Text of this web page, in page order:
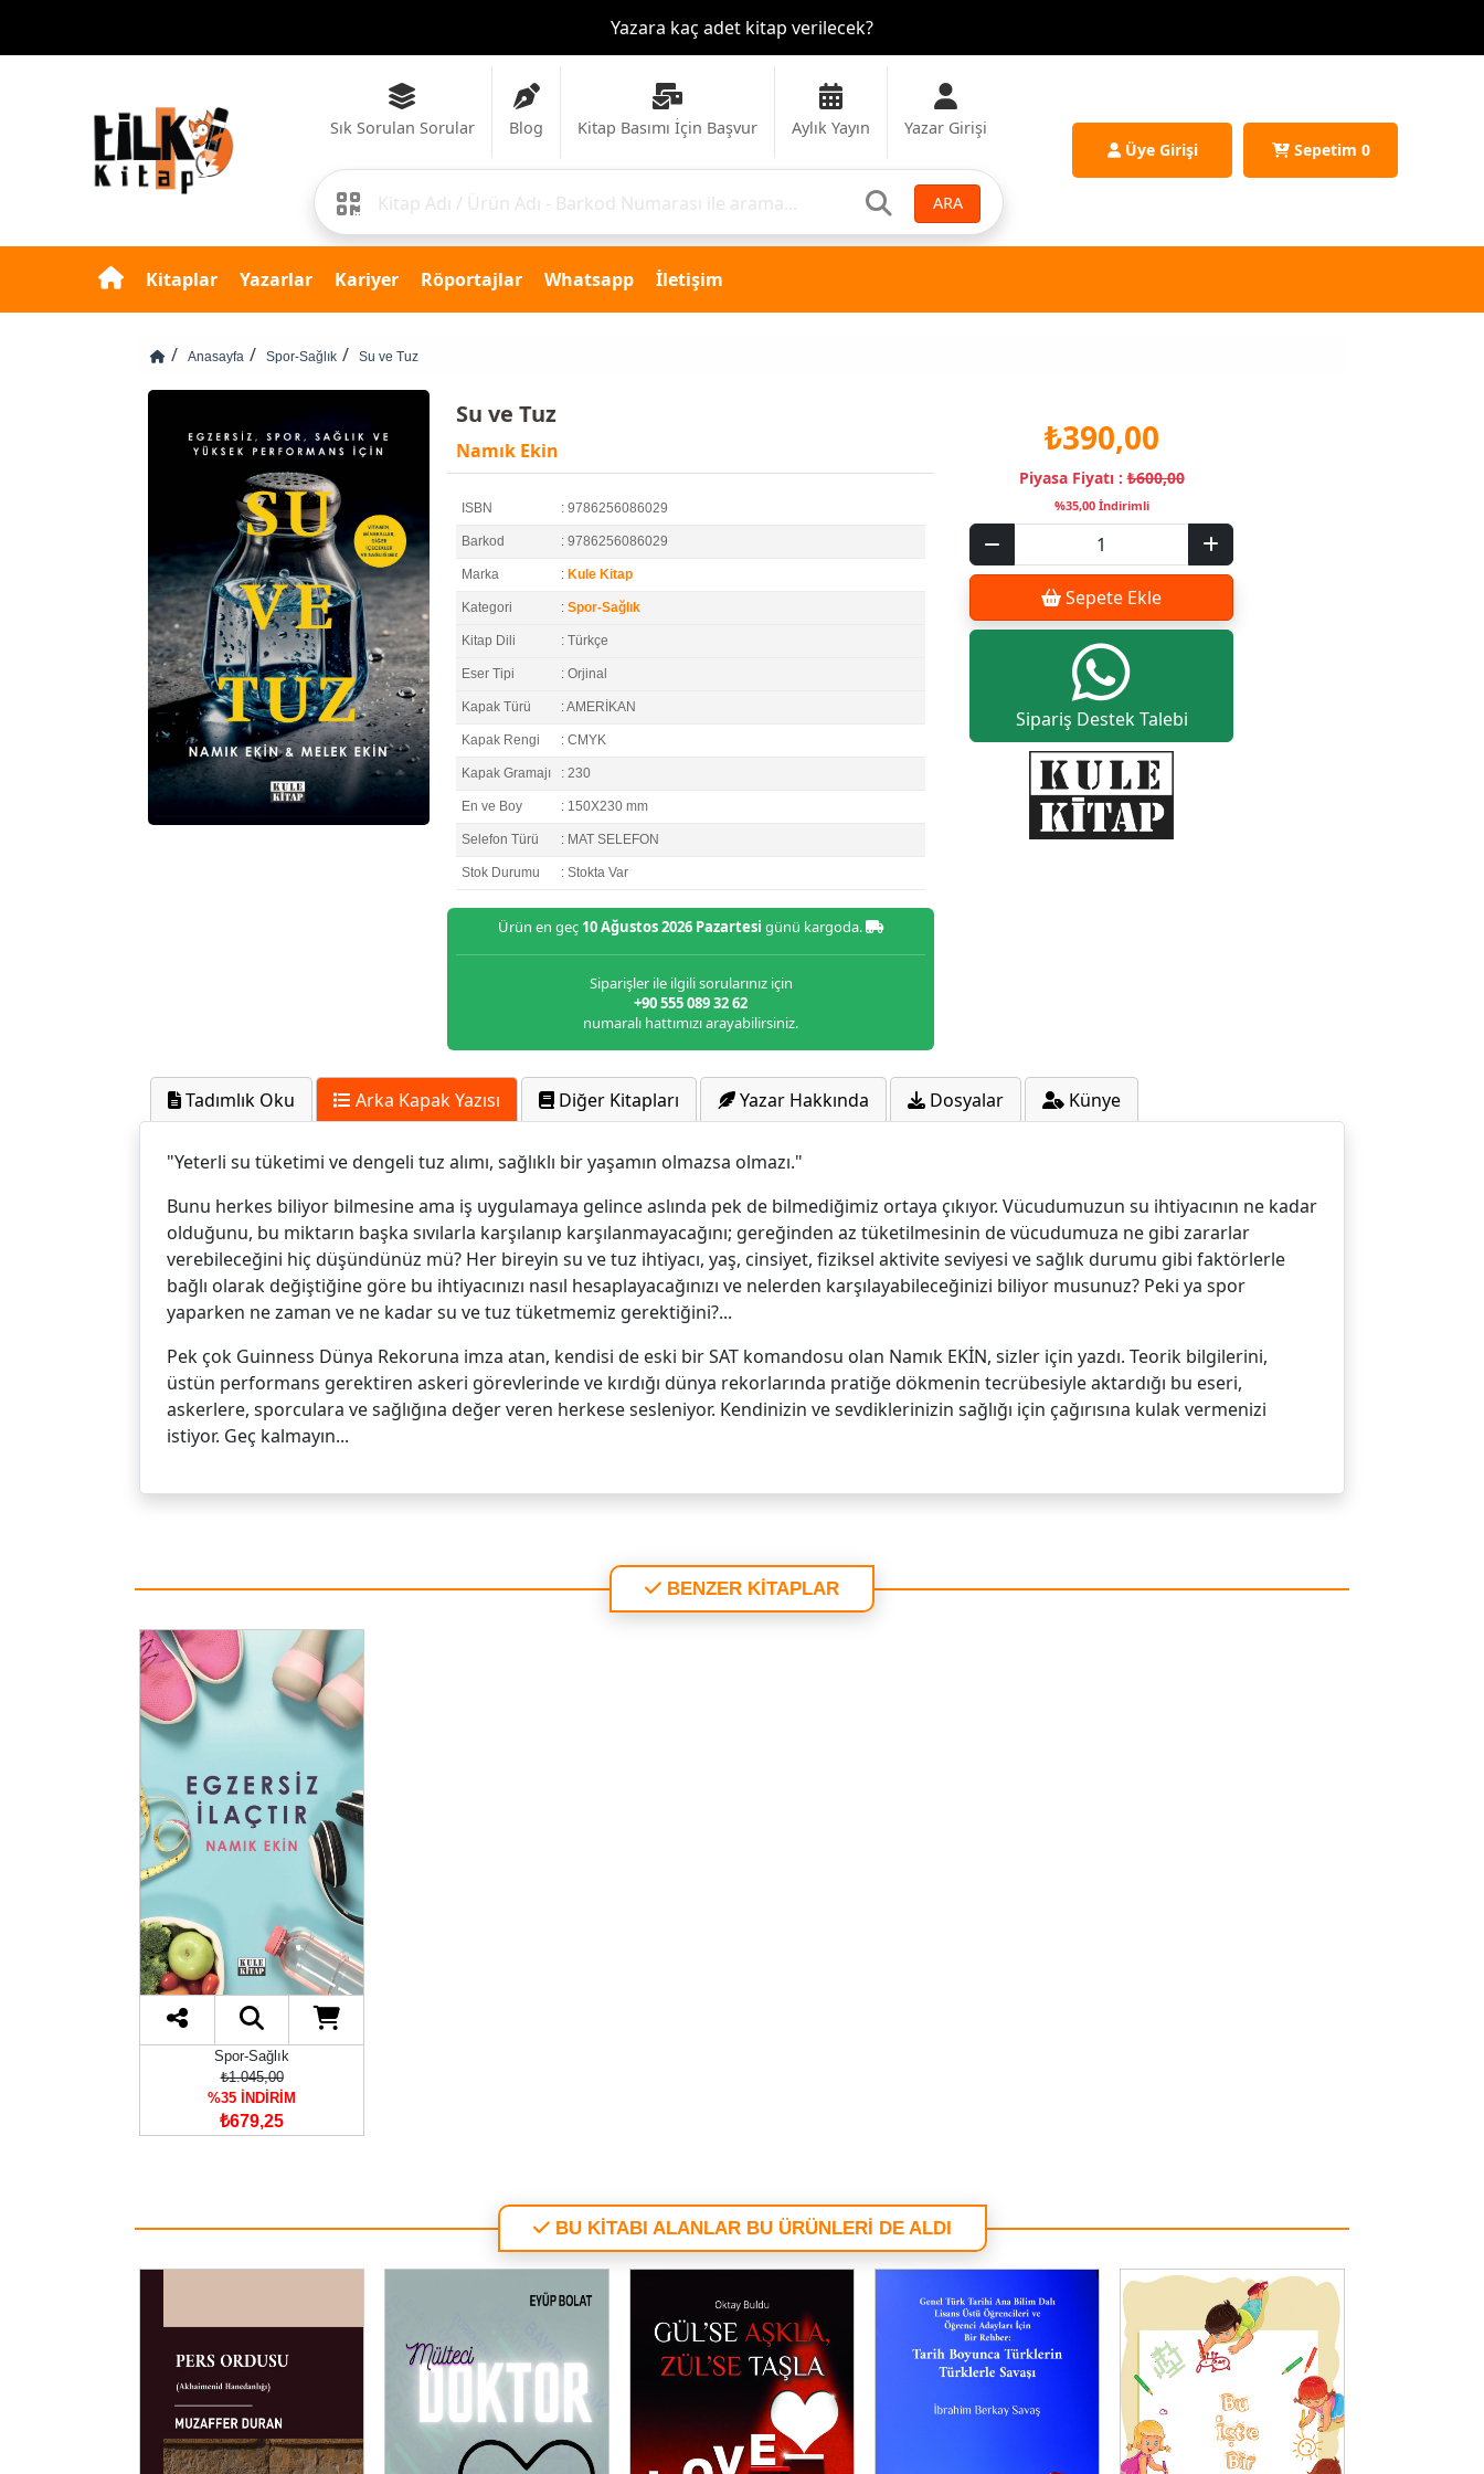
Yazara kaç adet kitap verilecek?
Sık Sorulan Sorular Blog Kitap Basımı İçin Başvur Aylık Yayın Yazar Girişi
ARA
Üye Girişi Sepetim 0
Kitaplar Yazarlar Kariyer Röportajlar Whatsapp İletişim
Anasayfa Spor-Sağlık Su ve Tuz
Su ve Tuz
Namık Ekin
ISBN : 9786256086029
Barkod : 9786256086029
Marka : Kule Kitap
Kategori : Spor-Sağlık
Kitap Dili : Türkçe
Eser Tipi : Orjinal
Kapak Türü : AMERİKAN
Kapak Rengi : CMYK
Kapak Gramajı : 230
En ve Boy : 150X230 mm
Selefon Türü : MAT SELEFON
Stok Durumu : Stokta Var
Ürün en geç 10 Ağustos 2026 Pazartesi günü kargoda.
Siparişler ile ilgili sorularınız için
+90 555 089 32 62
numaralı hattımızı arayabilirsiniz.
₺390,00
Piyasa Fiyatı :₺600,00
%35,00 İndirimli
Sepete Ekle
Sipariş Destek Talebi
Tadımlık Oku Arka Kapak Yazısı Diğer Kitapları Yazar Hakkında Dosyalar Künye
"Yeterli su tüketimi ve dengeli tuz alımı, sağlıklı bir yaşamın olmazsa olmazı."
Bunu herkes biliyor bilmesine ama iş uygulamaya gelince aslında pek de bilmediğimiz ortaya çıkıyor. Vücudumuzun su ihtiyacının ne kadar
olduğunu, bu miktarın başka sıvılarla karşılanıp karşılanmayacağını; gereğinden az tüketilmesinin de vücudumuza ne gibi zararlar
verebileceğini hiç düşündünüz mü? Her bireyin su ve tuz ihtiyacı, yaş, cinsiyet, fiziksel aktivite seviyesi ve sağlık durumu gibi faktörlerle
bağlı olarak değiştiğine göre bu ihtiyacınızı nasıl hesaplayacağınızı ve nelerden karşılayabileceğinizi biliyor musunuz? Peki ya spor
yaparken ne zaman ve ne kadar su ve tuz tüketmemiz gerektiğini?...
Pek çok Guinness Dünya Rekoruna imza atan, kendisi de eski bir SAT komandosu olan Namık EKİN, sizler için yazdı. Teorik bilgilerini,
üstün performans gerektiren askeri görevlerinde ve kırdığı dünya rekorlarında pratiğe dökmenin tecrübesiyle aktardığı bu eseri,
askerlere, sporculara ve sağlığına değer veren herkese sesleniyor. Kendinizin ve sevdiklerinizin sağlığı için çağırısına kulak vermenizi
istiyor. Geç kalmayın...
BENZER KİTAPLAR
Spor-Sağlık
₺1.045,00
%35 İNDİRİM
₺679,25
BU KİTABI ALANLAR BU ÜRÜNLERİ DE ALDI